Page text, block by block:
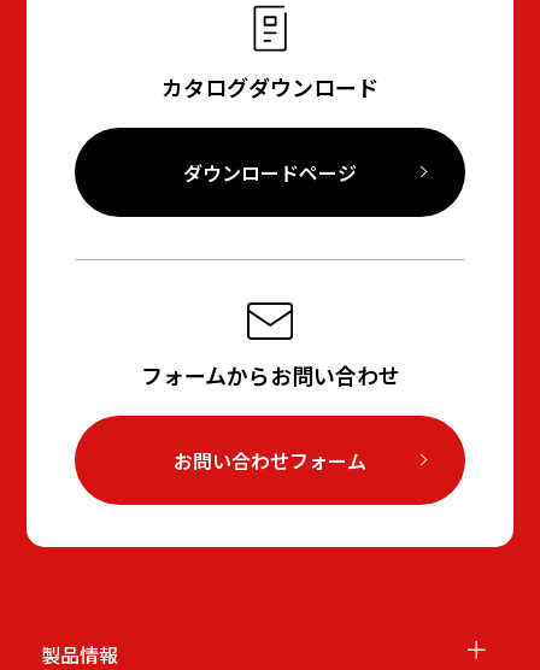
カタログダウンロード
ダウンロードページ
フォームからお問い合わせ
お問い合わせフォーム
製品情報 ＋